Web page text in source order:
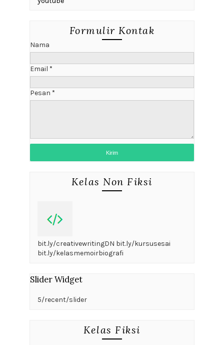
Formulir Kontak
Nama
Email *
Pesan *
Kelas Non Fiksi
bit.ly/creativewritingDN bit.ly/kursusesai
bit.ly/kelasmemoirbiografi
Slider Widget
5/recent/slider
Kelas Fiksi